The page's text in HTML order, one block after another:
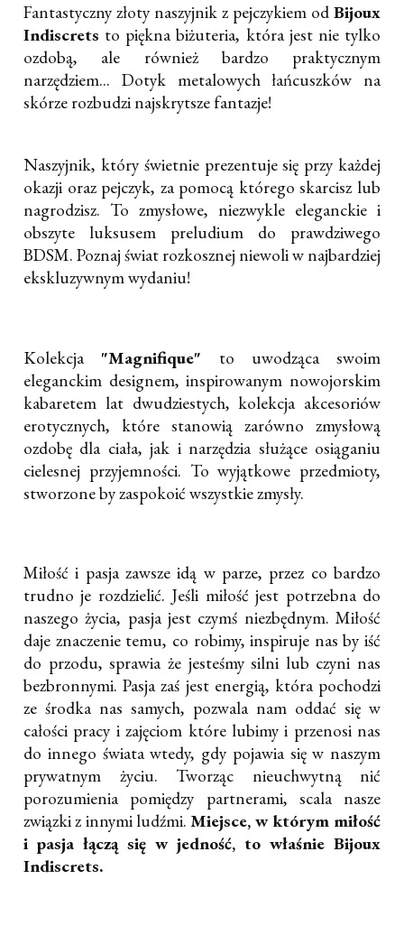
Fantastyczny złoty naszyjnik z pejczykiem od Bijoux
Indiscrets to piękna biżuteria, która jest nie tylko
ozdobą, ale również bardzo praktycznym
narzędziem... Dotyk metalowych łańcuszków na
skórze rozbudzi najskrytsze fantazje!
Naszyjnik, który świetnie prezentuje się przy każdej
okazji oraz pejczyk, za pomocą którego skarcisz lub
nagrodzisz. To zmysłowe, niezwykle eleganckie i
obszyte luksusem preludium do prawdziwego
BDSM. Poznaj świat rozkosznej niewoli w najbardziej
ekskluzywnym wydaniu!
Kolekcja "Magnifique" to uwodząca swoim
eleganckim designem, inspirowanym nowojorskim
kabaretem lat dwudziestych, kolekcja akcesoriów
erotycznych, które stanowią zarówno zmysłową
ozdobę dla ciała, jak i narzędzia służące osiąganiu
cielesnej przyjemności. To wyjątkowe przedmioty,
stworzone by zaspokoić wszystkie zmysły.
Miłość i pasja zawsze idą w parze, przez co bardzo
trudno je rozdzielić. Jeśli miłość jest potrzebna do
naszego życia, pasja jest czymś niezbędnym. Miłość
daje znaczenie temu, co robimy, inspiruje nas by iść
do przodu, sprawia że jesteśmy silni lub czyni nas
bezbronnymi. Pasja zaś jest energią, która pochodzi
ze środka nas samych, pozwala nam oddać się w
całości pracy i zajęciom które lubimy i przenosi nas
do innego świata wtedy, gdy pojawia się w naszym
prywatnym życiu. Tworząc nieuchwytną nić
porozumienia pomiędzy partnerami, scala nasze
związki z innymi ludźmi.Miejsce, w którym miłość
i pasja łączą się w jedność, to właśnie Bijoux
Indiscrets.